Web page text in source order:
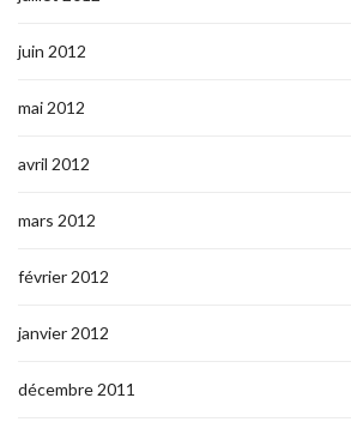
juin 2012
mai 2012
avril 2012
mars 2012
février 2012
janvier 2012
décembre 2011